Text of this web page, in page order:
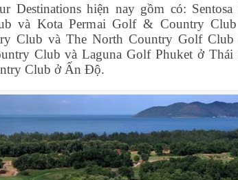
Destinations hiện nay gồm có:
và Kota Permai Golf & Country
Club và The North Country Golf
Club và Laguna Golf Phuket ở Thái
Club ở Ấn Độ.